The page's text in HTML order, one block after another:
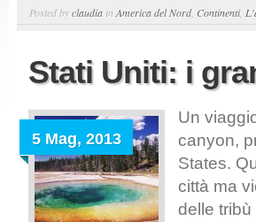
Posted byclaudia in America del Nord, Continenti,
Stati Uniti: i
5 Mag, 2013
Un
canyon,
States.
città ma
delle tribù